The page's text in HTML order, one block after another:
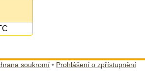
soukromí • Prohlášení o zpřístupnění